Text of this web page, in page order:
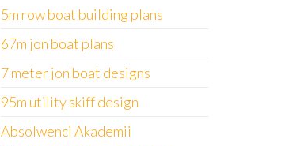
5m row boat building plans
67m jon boat plans
7 meter jon boat designs
95m utility skiff design
Absolwenci Akademii